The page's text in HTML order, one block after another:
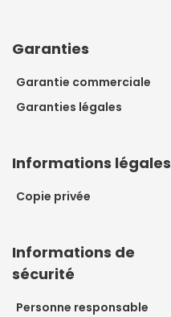
Garanties
Garantie commerciale
Garanties légales
Informations légales
Copie privée
Informations de
sécurité
Personne responsable